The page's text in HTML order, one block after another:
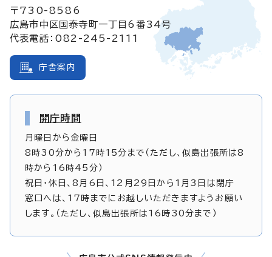
〒730-8586
広島市中区国泰寺町一丁目6番34号
代表電話：082-245-2111
庁舎案内
開庁時間
月曜日から金曜日
8時30分から17時15分まで（ただし、似島出張所は8
時から16時45分）
祝日・休日、8月6日、12月29日から1月3日は閉庁
窓口へは、17時までにお越しいただきますようお願い
します。（ただし、似島出張所は16時30分まで）